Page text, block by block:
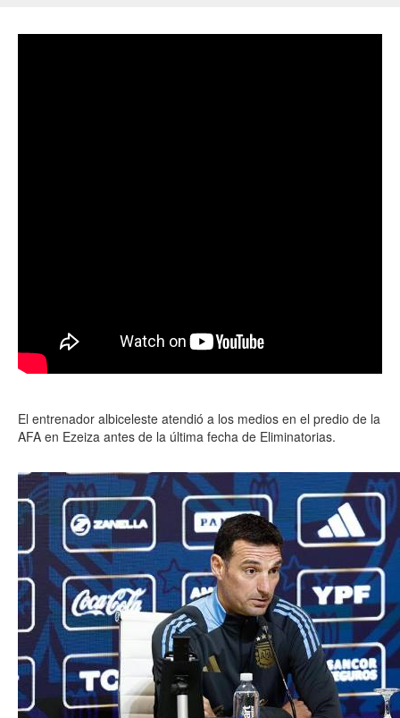
El entrenador albiceleste atendió a los medios en el predio de la
AFA en Ezeiza antes de la última fecha de Eliminatorias.